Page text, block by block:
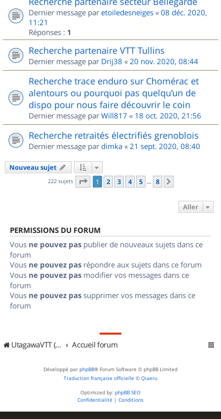
Dernier message par etoiledesneiges « 08 déc. 2020,
11:21
Réponses : 1
Recherche partenaire VTT Tullins
Dernier message par Drij38 « 20 nov. 2020, 08:44
Recherche trace enduro sur Chomérac et
alentours ou pourquoi pas quelqu’un de
dispo pour nous faire découvrir le coin
Dernier message par Will817 « 18 oct. 2020, 21:56
Recherche retraités électrifiés grenoblois
Dernier message par dimka « 21 sept. 2020, 08:40
Nouveau sujet
222 sujets Page 1sur
1 2 3 4 5 … 8
Aller
PERMISSIONS DU FORUM
Vous ne pouvez pas publier de nouveaux sujets dans ce
forum
Vous ne pouvez pas répondre aux sujets dans ce forum
Vous ne pouvez pas modifier vos messages dans ce
forum
Vous ne pouvez pas supprimer vos messages dans ce
forum
UtagawaVTT (Randos VTT et VTTAE avec traces GPS) Accueil forum
Développé par phpBB® Forum Software © phpBB Limited
Traduction française officielle © Qiaeru
Optimized by: phpBB SEO
Confidentialité | Conditions